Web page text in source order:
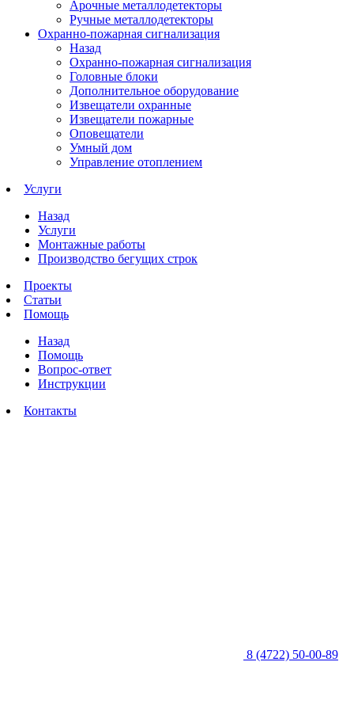
Арочные металлодетекторы
Ручные металлодетекторы
Охранно-пожарная сигнализация
Назад
Охранно-пожарная сигнализация
Головные блоки
Дополнительное оборудование
Извещатели охранные
Извещатели пожарные
Оповещатели
Умный дом
Управление отоплением
Услуги
Назад
Услуги
Монтажные работы
Производство бегущих строк
Проекты
Статьи
Помощь
Назад
Помощь
Вопрос-ответ
Инструкции
Контакты
8 (4722) 50-00-89